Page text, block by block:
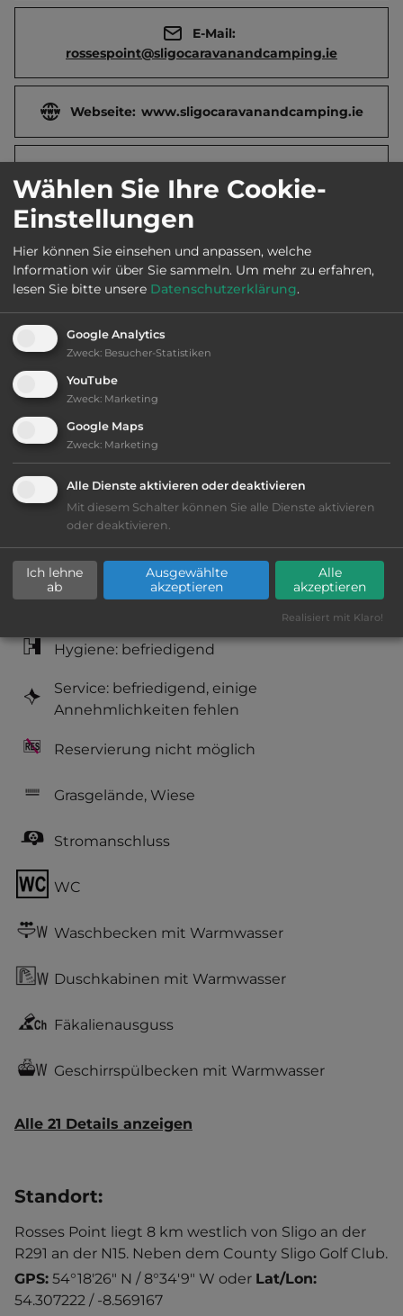
E-Mail:
rossespoint@sligocaravanandcamping.ie
Webseite: www.sligocaravanandcamping.ie
Öffnungszeiten:
Telefon: 00353 7191 77113
Ausstattung
bis 35,- Euro
Klassifizierung: befriedigend
Lage: schön
Platzeinrichtung: befriedigend
Geräuschkulisse: überwiegend ruhig
Hygiene: befriedigend
Service: befriedigend, einige
Annehmlichkeiten fehlen
Reservierung nicht möglich
Grasgelände, Wiese
Stromanschluss
WC
Waschbecken mit Warmwasser
Duschkabinen mit Warmwasser
Fäkalienausguss
Geschirrspülbecken mit Warmwasser
Alle 21 Details anzeigen
Standort:
Rosses Point liegt 8 km westlich von Sligo an der
R291 an der N15. Neben dem County Sligo Golf Club.
GPS: 54°18'26" N / 8°34'9" W oder Lat/Lon:
54.307222 / -8.569167
Wählen Sie Ihre Cookie-
Einstellungen
Hier können Sie einsehen und anpassen, welche
Information wir über Sie sammeln. Um mehr zu erfahren,
lesen Sie bitte unsere Datenschutzerklärung.
Google Analytics
Zweck: Besucher-Statistiken
YouTube
Zweck: Marketing
Google Maps
Zweck: Marketing
Alle Dienste aktivieren oder deaktivieren
Mit diesem Schalter können Sie alle Dienste aktivieren
oder deaktivieren.
Ich lehne
ab
Ausgewählte
akzeptieren
Alle
akzeptieren
Realisiert mit Klaro!